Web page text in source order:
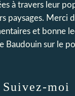
Suivez-moi
à travers leur
paysages. Merci
et bonne
Baudouinsur le